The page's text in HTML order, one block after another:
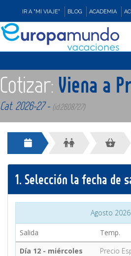
IR A "MI VIAJE" BLOG ACADEMIA
COMPRAR
CONTACTO
Cotizar: Viena a
Cat. 2026-27 - (id:2608727)
1. Selección la fecha de
Agosto 2026
Salida Temp.
Día 12 - miércoles
Precio